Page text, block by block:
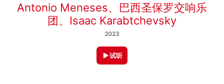
Antonio Meneses、 巴西圣保罗交响乐
团、 Isaac Karabtchevsky
2023
试听